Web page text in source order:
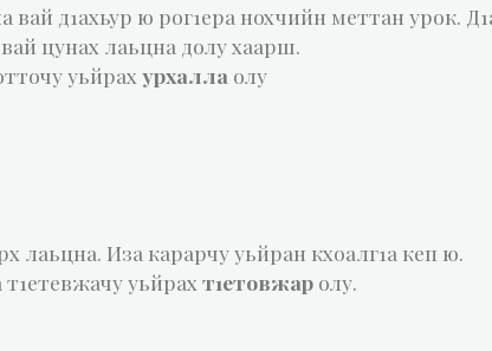
д1ахьур ю рог1ера нохчийн меттан урок.
цунах лаьцна долу хаарш.
уьйрах урхалла олу
лаьцна. Иза карарчу уьйран кхоалг1а кеп ю.
уьйрах т1етовжар олу.